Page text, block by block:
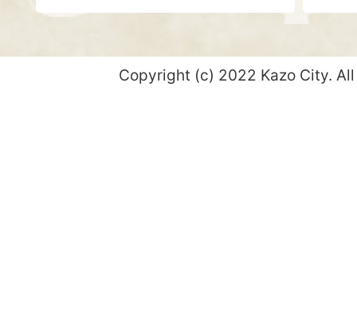
Copyright (c) 2022 Kazo City.